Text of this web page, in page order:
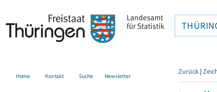
Home Kontakt Suche Newsletter Zurück |